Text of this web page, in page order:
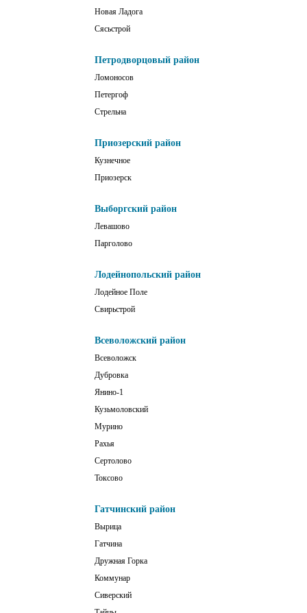
Новая Ладога
Сясьстрой
Петродворцовый район
Ломоносов
Петергоф
Стрельна
Приозерский район
Кузнечное
Приозерск
Выборгский район
Левашово
Парголово
Лодейнопольский район
Лодейное Поле
Свирьстрой
Всеволожский район
Всеволожск
Дубровка
Янино-1
Кузьмоловский
Мурино
Рахья
Сертолово
Токсово
Гатчинский район
Вырица
Гатчина
Дружная Горка
Коммунар
Сиверский